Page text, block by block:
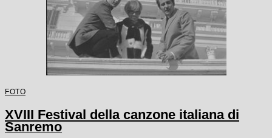
FOTO
XVIII Festival della canzone italiana di
Sanremo